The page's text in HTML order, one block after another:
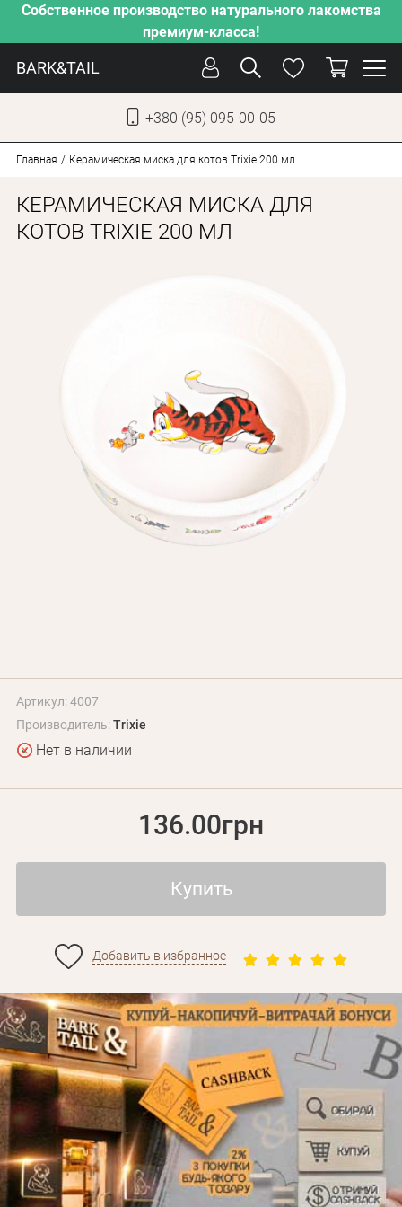
Собственное производство натурального лакомства
премиум-класса!
BARK&TAIL
+380 (95) 095-00-05
СОБАКИ
КОТЫ
О КОМПАНИИ
БЛОГ
Программа лояльности
О Нас
Главная Керамическая миска для котов Trixie 200 мл
КЕРАМИЧЕСКАЯ МИСКА ДЛЯ
КОТОВ TRIXIE 200 МЛ
Артикул: 4007
Производитель:Trixie
Нет в наличии
136.00грн
Купить
Добавить в избранное
Забыли пароль?
Личные данные
Вам на почту будет отправленно письмо с сылкой